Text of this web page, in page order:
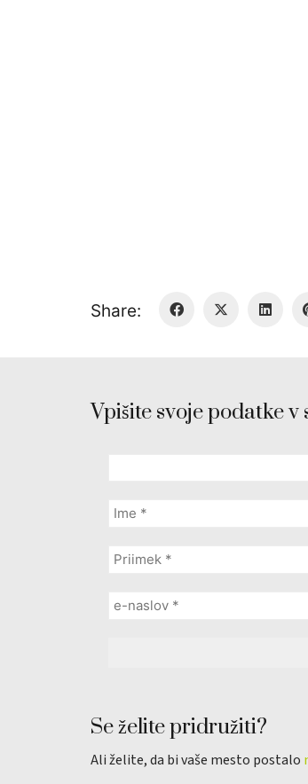
Share:
Vpišite svoje podatke
Se želite pridružiti?
Ali želite, da bi vaše mesto postalo